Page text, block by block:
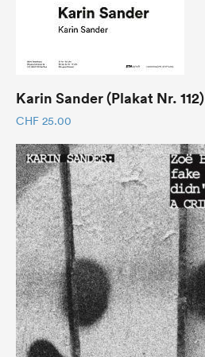
Karin Sander (Plakat Nr. 112)
CHF 25.00